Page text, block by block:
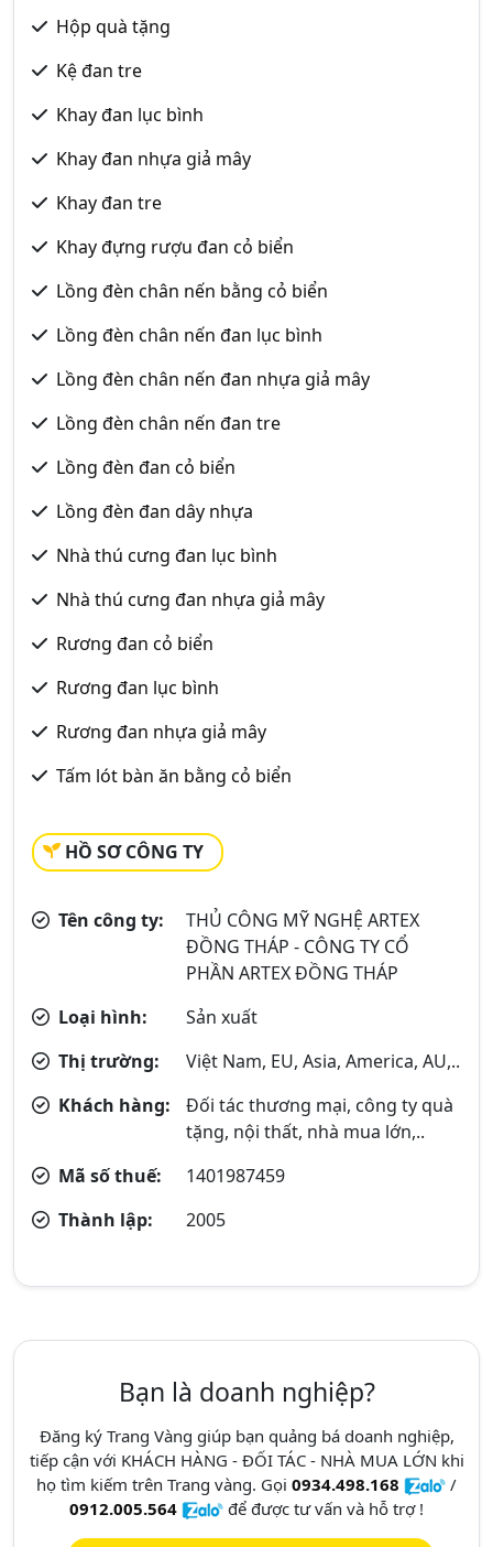
Hộp quà tặng
Kệ đan tre
Khay đan lục bình
Khay đan nhựa giả mây
Khay đan tre
Khay đựng rượu đan cỏ biển
Lồng đèn chân nến bằng cỏ biển
Lồng đèn chân nến đan lục bình
Lồng đèn chân nến đan nhựa giả mây
Lồng đèn chân nến đan tre
Lồng đèn đan cỏ biển
Lồng đèn đan dây nhựa
Nhà thú cưng đan lục bình
Nhà thú cưng đan nhựa giả mây
Rương đan cỏ biển
Rương đan lục bình
Rương đan nhựa giả mây
Tấm lót bàn ăn bằng cỏ biển
HỒ SƠ CÔNG TY
Tên công ty:
THỦ CÔNG MỸ NGHỆ ARTEX
ĐỒNG THÁP - CÔNG TY CỔ
PHẦN ARTEX ĐỒNG THÁP
Loại hình:
Sản xuất
Thị trường:
Việt Nam, EU, Asia, America, AU,..
Khách hàng:
Đối tác thương mại, công ty quà
tặng, nội thất, nhà mua lớn,..
Mã số thuế:
1401987459
Thành lập:
2005
Bạn là doanh nghiệp?
Đăng ký Trang Vàng giúp bạn quảng bá doanh nghiệp,
tiếp cận với KHÁCH HÀNG - ĐỐI TÁC - NHÀ MUA LỚN khi
họ tìm kiếm trên Trang vàng. Gọi 0934.498.168
/
0912.005.564
để được tư vấn và hỗ trợ !